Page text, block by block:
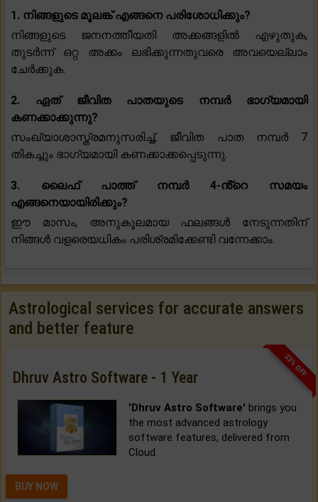
1. നിങ്ങളുടെ മൂലങ്ക് എങ്ങനെ പരിശോധിക്കും?
നിങ്ങളുടെ ജനനത്തീയതി അക്കങ്ങളിൽ എഴുതുക,
തുടർന്ന് ഒറ്റ അക്കം ലഭിക്കുന്നതുവരെ അവയെല്ലാം
ചേർക്കുക.
2. ഏത് ജീവിത പാതയുടെ നമ്പർ ഭാഗ്യമായി
കണക്കാക്കുന്നു?
സംഖ്യാശാസ്ത്രമനുസരിച്ച്, ജീവിത പാത നമ്പർ 7
തികച്ചും ഭാഗ്യമായി കണക്കാക്കപ്പെടുന്നു.
3. ലൈഫ് പാത്ത് നമ്പർ 4-ൻ്റെ സമയം
എങ്ങനെയായിരിക്കും?
ഈ മാസം, അനുകൂലമായ ഫലങ്ങൾ നേടുന്നതിന്
നിങ്ങൾ വളരെയധികം പരിശ്രമിക്കേണ്ടി വന്നേക്കാം.
Astrological services for accurate answers
and better feature
33% OFF
Dhruv Astro Software - 1 Year
'Dhruv Astro Software' brings you
the most advanced astrology
software features, delivered from
Cloud.
BUY NOW